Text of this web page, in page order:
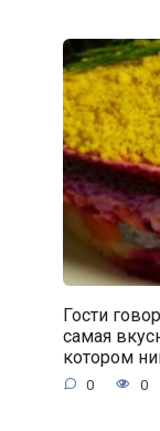
Гости
самая
котором
0 0